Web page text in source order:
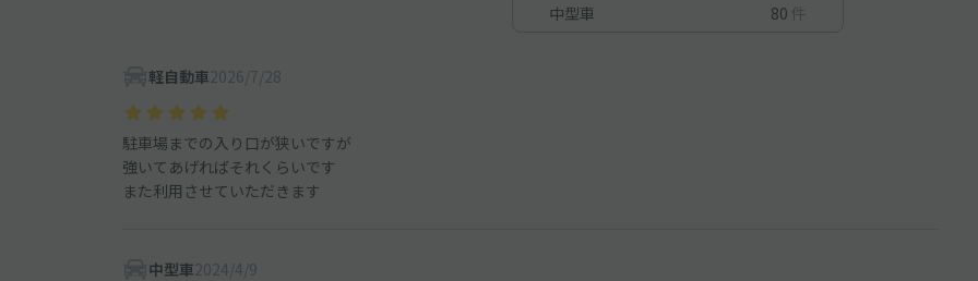
中型車
80 件
軽自動車2026/7/28
駐車場までの入り口が狭いですが
強いてあげればそれくらいです
また利用させていただきます
中型車2024/4/9